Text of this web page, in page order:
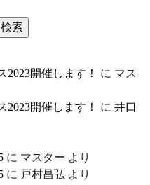
開催します！
に マス
開催します！
に 井口
に マスター より
に 戸村昌弘 より